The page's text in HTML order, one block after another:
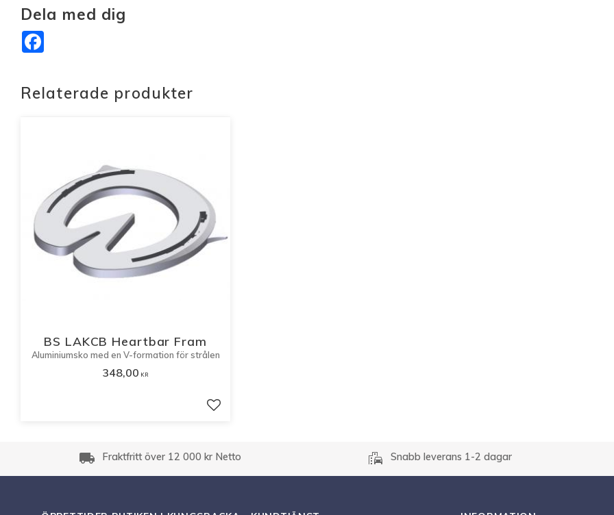
Dela med dig
Relaterade produkter
BS LAKCB Heartbar Fram
Aluminiumsko med en V-formation för strålen
348,00 KR
Lägg till i favoriter
local_shipping Fraktfritt över 12 000 kr Netto emoji_transportation Snabb leverans 1-2 dagar